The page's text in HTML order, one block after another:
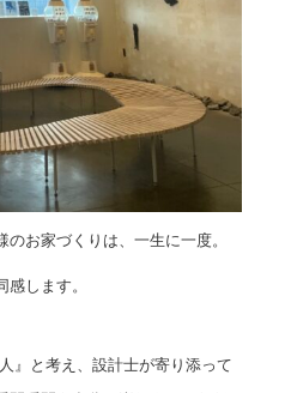
お家づくりは、一生に一度。
します。
』と考え、設計士が寄り添って